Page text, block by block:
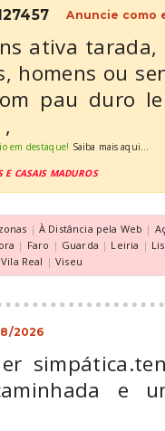
Anuncie como
ativa tarada,
homens ou
pau duro
em destaque! Saiba mais aqui...
E CASAIS MADUROS
| À Distância pela Web |
| Faro | Guarda | Leiria |
Vila Real | Viseu
2026
e